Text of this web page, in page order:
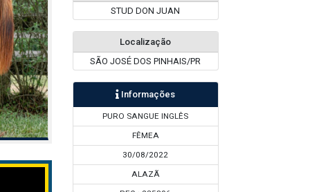
STUD DON JUAN
Localização
SÃO JOSÉ DOS PINHAIS/PR
Informações
PURO SANGUE INGLÊS
FÊMEA
30/08/2022
ALAZÃ